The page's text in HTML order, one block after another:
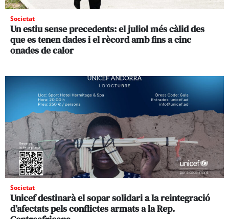
Societat
Un estiu sense precedents: el juliol més càlid des
que es tenen dades i el rècord amb fins a cinc
onades de calor
Societat
Unicef destinarà el sopar solidari a la reintegració
d’afectats pels conflictes armats a la Rep.